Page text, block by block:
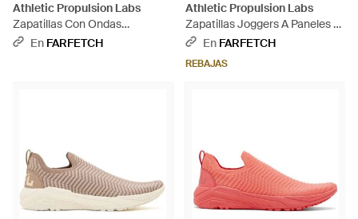
Athletic Propulsion Labs
Zapatillas Con Ondas
Estampadas - Blanco
En FARFETCH
Athletic Propulsion Labs
Zapatillas Joggers A Paneles -
Neutro
En FARFETCH
REBAJAS